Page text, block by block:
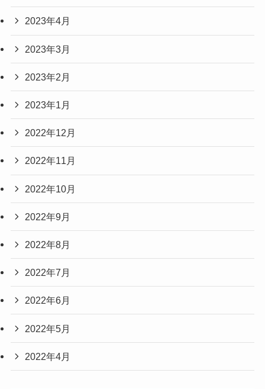
2023年4月
2023年3月
2023年2月
2023年1月
2022年12月
2022年11月
2022年10月
2022年9月
2022年8月
2022年7月
2022年6月
2022年5月
2022年4月